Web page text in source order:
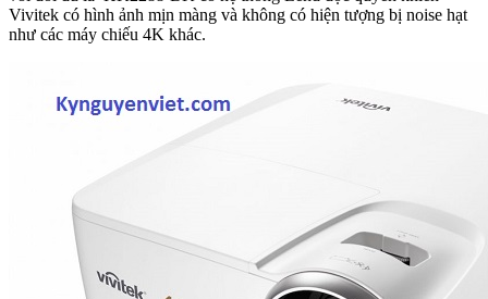
Vivitek có hình ảnh mịn màng và không có hiện tượng bị noise hạt
như các máy chiếu 4K khác.